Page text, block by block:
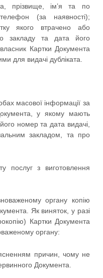
прізвище, ім’я та по
(за наявності);
якого втрачено або
закладу та дата його
Картки Документа
для видачі дубліката.
масової інформації за
у якому мають
номер та дата видачі,
закладом, та про
з виготовлення
органу копію
Як виняток, у разі
Картки Документа
органу:
причин, чому не
Документа.